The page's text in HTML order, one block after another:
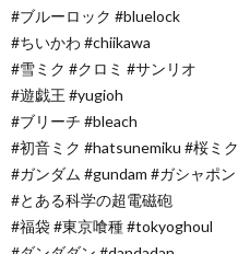
#ブルーロック #bluelock
#ちいかわ #chiikawa
#雪ミク #クロミ #サンリオ
#遊戯王 #yugioh
#ブリーチ #bleach
#初音ミク #hatsunemiku #桜ミク
#ガンダム #gundam #ガシャポン
#とある科学の超電磁砲
#福袋 #東京喰種 #tokyoghoul